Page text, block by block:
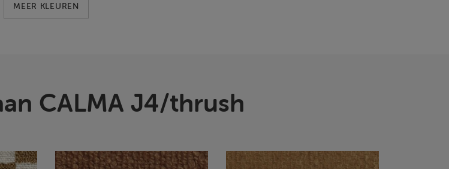
MEER KLEUREN
CALMA J4/thrush